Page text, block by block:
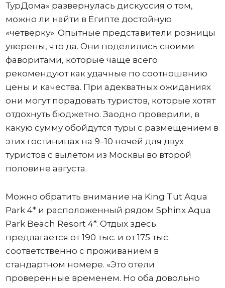
ТурДома» развернулась дискуссия о том,
можно ли найти в Египте достойную
«четверку». Опытные представители розницы
уверены, что да. Они поделились своими
фаворитами, которые чаще всего
рекомендуют как удачные по соотношению
цены и качества. При адекватных ожиданиях
они могут порадовать туристов, которые хотят
отдохнуть бюджетно. Заодно проверили, в
какую сумму обойдутся туры с размещением в
этих гостиницах на 9–10 ночей для двух
туристов с вылетом из Москвы во второй
половине августа.
Можно обратить внимание на King Tut Aqua
Park 4* и расположенный рядом Sphinx Aqua
Park Beach Resort 4*. Отдых здесь
предлагается от 190 тыс. и от 175 тыс.
соответственно с проживанием в
стандартном номере. «Это отели
проверенные временем. Но оба довольно